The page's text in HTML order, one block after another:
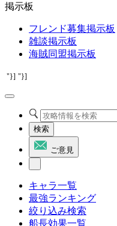
掲示板
フレンド募集掲示板
雑談掲示板
海賊同盟掲示板
"}] "}]
検索
ご意見
キャラ一覧
最強ランキング
絞り込み検索
船長効果一覧